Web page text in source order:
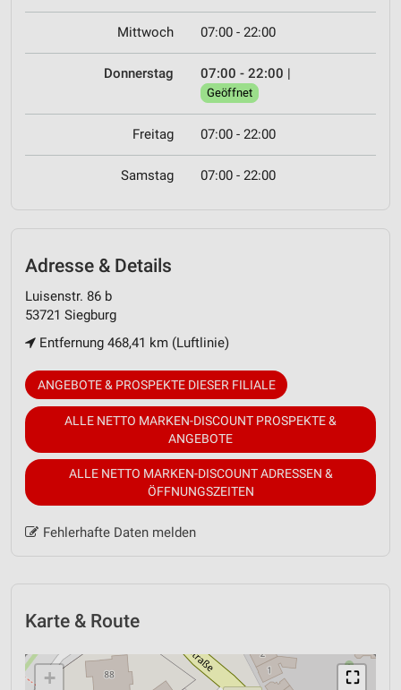
Mittwoch 07:00 - 22:00
Donnerstag 07:00 - 22:00 |
Geöffnet
Freitag 07:00 - 22:00
Samstag 07:00 - 22:00
Adresse & Details
Luisenstr. 86 b
53721 Siegburg
Entfernung 468,41 km (Luftlinie)
ANGEBOTE & PROSPEKTE DIESER FILIALE
ALLE NETTO MARKEN-DISCOUNT PROSPEKTE &
ANGEBOTE
ALLE NETTO MARKEN-DISCOUNT ADRESSEN &
ÖFFNUNGSZEITEN
Fehlerhafte Daten melden
Karte & Route
⛶
+